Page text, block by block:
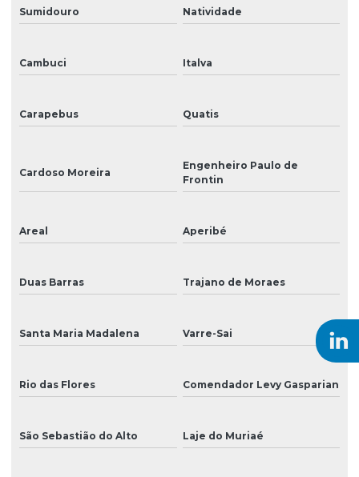
Sinalização para lojas
Tinta para ampla
Tinta eco solvente para impressão
Tinta para impressão digital
Tinta para impressão em grandes formatos
Tinta para impressão em lonas e tecidos
Tinta para impressão de rótulos adesivos
Sumidouro Natividade
Cambuci Italva
Carapebus Quatis
Cardoso Moreira
Engenheiro Paulo de
Frontin
Areal Aperibé
Duas Barras Trajano de Moraes
Santa Maria Madalena Varre-Sai
Rio das Flores Comendador Levy Gasparian
São Sebastião do Alto Laje do Muriaé